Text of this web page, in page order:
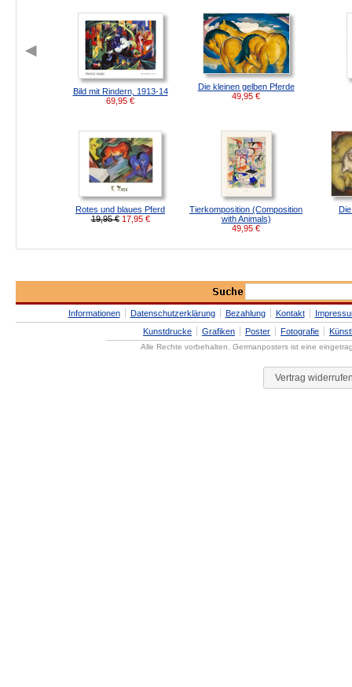
Bild mit Rindern, 1913-14
69,95 €
Die kleinen gelben Pferde
49,95 €
Rotes und blaues Pferd
19,95 € 17,95 €
Tierkomposition (Composition
with Animals)
49,95 €
Informationen Datenschutzerklärung Bezahlung Kontakt
Kunstdrucke
Grafiken Poster Fotografie
Alle Rechte vorbehalten. Germanposters ist eine
Vertrag